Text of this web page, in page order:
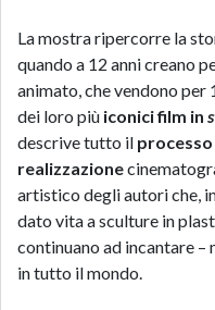
La mostra ripercorre la
quando a 12 anni creano
animato, che vendono per
dei loro più iconici film in
descrive tutto il
realizzazione
artistico degli autori che,
dato vita a sculture in
continuano ad incantare
in tutto il mondo.